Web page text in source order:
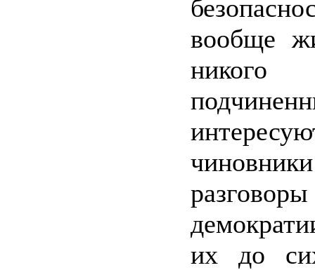
вообще
их до